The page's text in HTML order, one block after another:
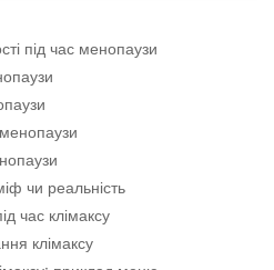
під час менопаузи
чи реальність
час клімаксу
клімаксу